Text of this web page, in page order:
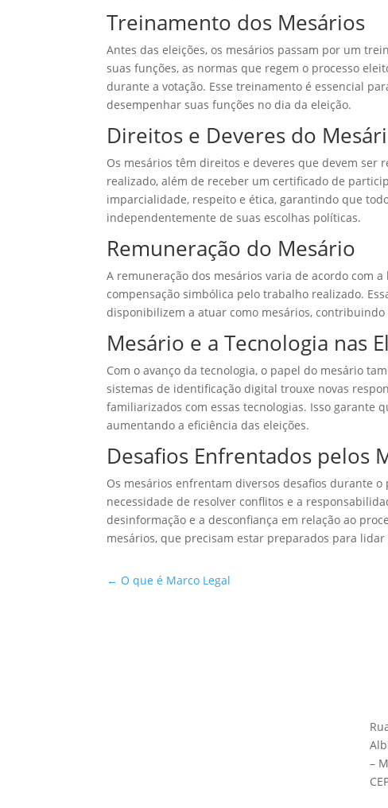
Treinamento dos Mesários
Antes das eleições, os mesários passam por um
suas funções, as normas que regem o processo
durante a votação. Esse treinamento é essencial
desempenhar suas funções no dia da eleição.
Direitos e Deveres do
Os mesários têm direitos e deveres que devem
realizado, além de receber um certificado de
imparcialidade, respeito e ética, garantindo que
independentemente de suas escolhas políticas.
Remuneração do Mesário
A remuneração dos mesários varia de acordo com
compensação simbólica pelo trabalho realizado.
disponibilizem a atuar como mesários,
Mesário e a Tecnologia nas
Com o avanço da tecnologia, o papel do mesário
sistemas de identificação digital trouxe novas
familiarizados com essas tecnologias. Isso garante
aumentando a eficiência das eleições.
Desafios Enfrentados pelos
Os mesários enfrentam diversos desafios durante
necessidade de resolver conflitos e a
desinformação e a desconfiança em relação ao
mesários, que precisam estar preparados para
← O que é Marco Legal
–